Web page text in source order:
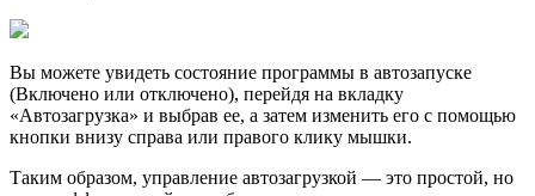
Вы можете увидеть состояние программы в автозапуске
(Включено или отключено), перейдя на вкладку
«Автозагрузка» и выбрав ее, а затем изменить его с помощью
кнопки внизу справа или правого клику мышки.
Таким образом, управление автозагрузкой — это простой, но